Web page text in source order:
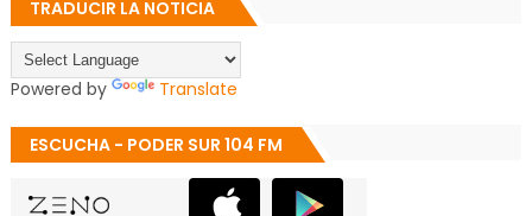
TRADUCIR LA NOTICIA
Powered by Translate
ESCUCHA - PODER SUR 104 FM